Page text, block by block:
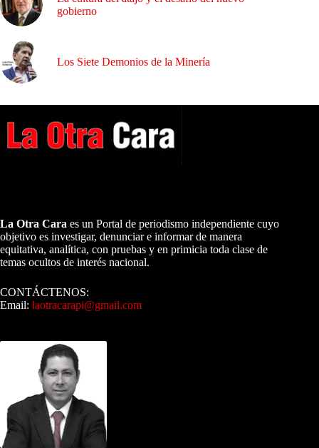
gobierno
Los Siete Demonios de la Minería
La Otra Cara es un Portal de periodismo independiente cuyo
objetivo es investigar, denunciar e informar de manera
equitativa, analítica, con pruebas y en primicia toda clase de
temas ocultos de interés nacional.
CONTÁCTENOS:
Email: laotracarapi@gmail.com